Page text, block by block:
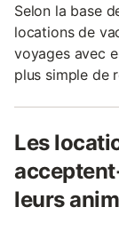
Selon la base
locations de
voyages avec
plus simple de
Les
leurs